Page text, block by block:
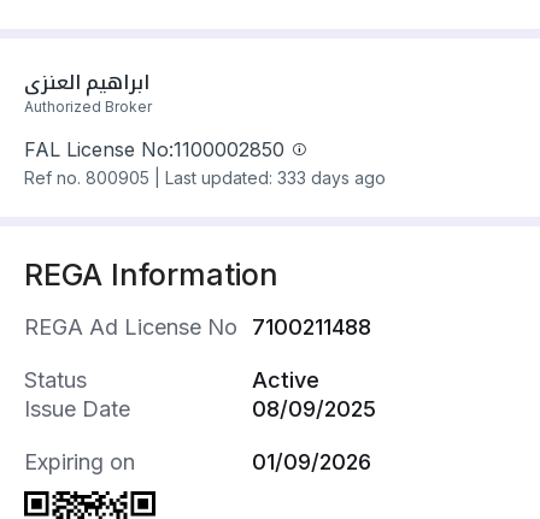
✨ الماستر والصالة مؤثثة – المطبخ يركب قريبًا
👤 الوسيط العقاري / ابراهيم العنزي
⚡ اغتنم الفرصة الآن – الشقة جاهزة للسكن الفوري
ابراهيم العنزي
Authorized Broker
FAL License No:1100002850
Ref no. 800905 Last updated: 333 days ago
REGA Information
REGA Ad License No 7100211488
Status
Active
Issue Date
08/09/2025
Expiring on 01/09/2026